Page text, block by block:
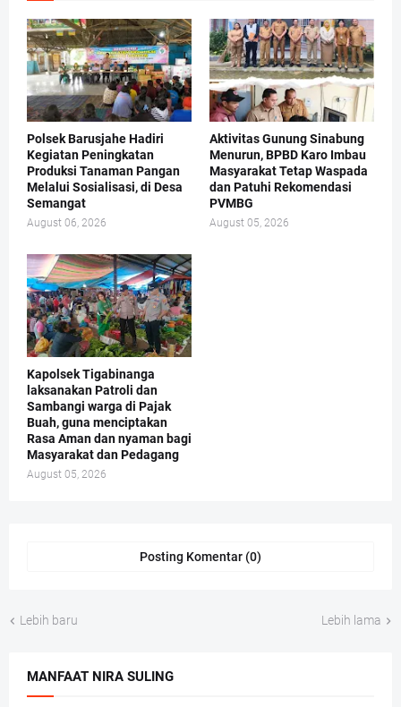
Polsek Barusjahe Hadiri
Kegiatan Peningkatan
Produksi Tanaman Pangan
Melalui Sosialisasi, di Desa
Semangat
August 06, 2026
Aktivitas Gunung Sinabung
Menurun, BPBD Karo Imbau
Masyarakat Tetap Waspada
dan Patuhi Rekomendasi
PVMBG
August 05, 2026
Kapolsek Tigabinanga
laksanakan Patroli dan
Sambangi warga di Pajak
Buah, guna menciptakan
Rasa Aman dan nyaman bagi
Masyarakat dan Pedagang
August 05, 2026
Posting Komentar (0)
Lebih baru Lebih lama
MANFAAT NIRA SULING